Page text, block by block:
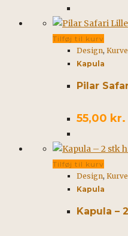
Tilføj til kurv
Design,
Kapula
Pilar
55,00 kr.
Tilføj til kurv
Design,
Kapula
Kapula –